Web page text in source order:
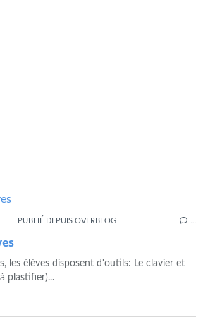
PUBLIÉ DEPUIS OVERBLOG
les élèves disposent d'outils: Le clavier et
plastifier)...